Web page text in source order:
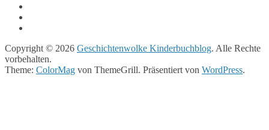
Copyright © 2026 Geschichtenwolke Kinderbuchblog. Alle Rechte
vorbehalten.
Theme: ColorMag von ThemeGrill. Präsentiert von WordPress.